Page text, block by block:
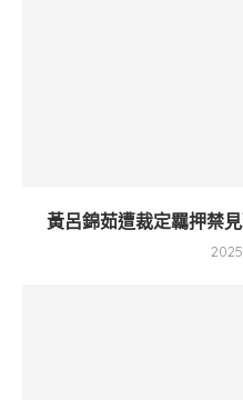
黃呂錦茹遭裁定羈押禁